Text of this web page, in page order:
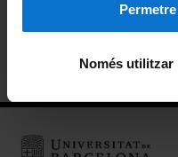
Només utilitzar
Carnet pels
Ubicació